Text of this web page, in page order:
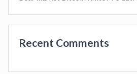
Recent Comments